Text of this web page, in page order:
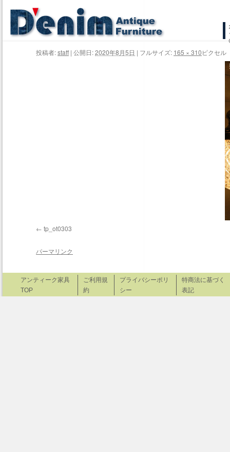
テ
投稿者:staff | 公開日:2020年8月5日 | フルサイズ: 165 × 310ピクセル
tp_ot0303
パーマリンク
アンティーク家具
TOP
ご利用規
約
プライバシーポリ
シー
特商法に基づく
表記